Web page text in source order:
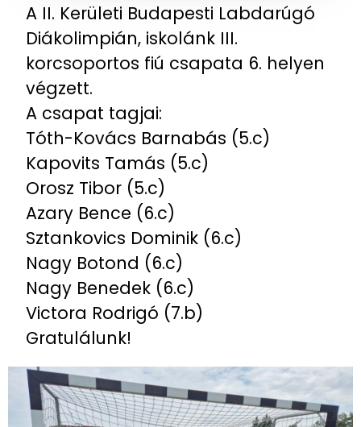
A II. Kerületi Budapesti Labdarúgó
Diákolimpián, iskolánk III.
korcsoportos fiú csapata 6. helyen
végzett.
A csapat tagjai:
Tóth-Kovács Barnabás (5.c)
Kapovits Tamás (5.c)
Orosz Tibor (5.c)
Azary Bence (6.c)
Sztankovics Dominik (6.c)
Nagy Botond (6.c)
Nagy Benedek (6.c)
Victora Rodrigó (7.b)
Gratulálunk!